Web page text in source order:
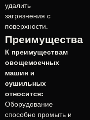
удалить
загрязнения с
поверхности.
Преимущества
К преимуществам
овощемоечных
машин и
сушильных
относится:
Оборудование
способно промыть и